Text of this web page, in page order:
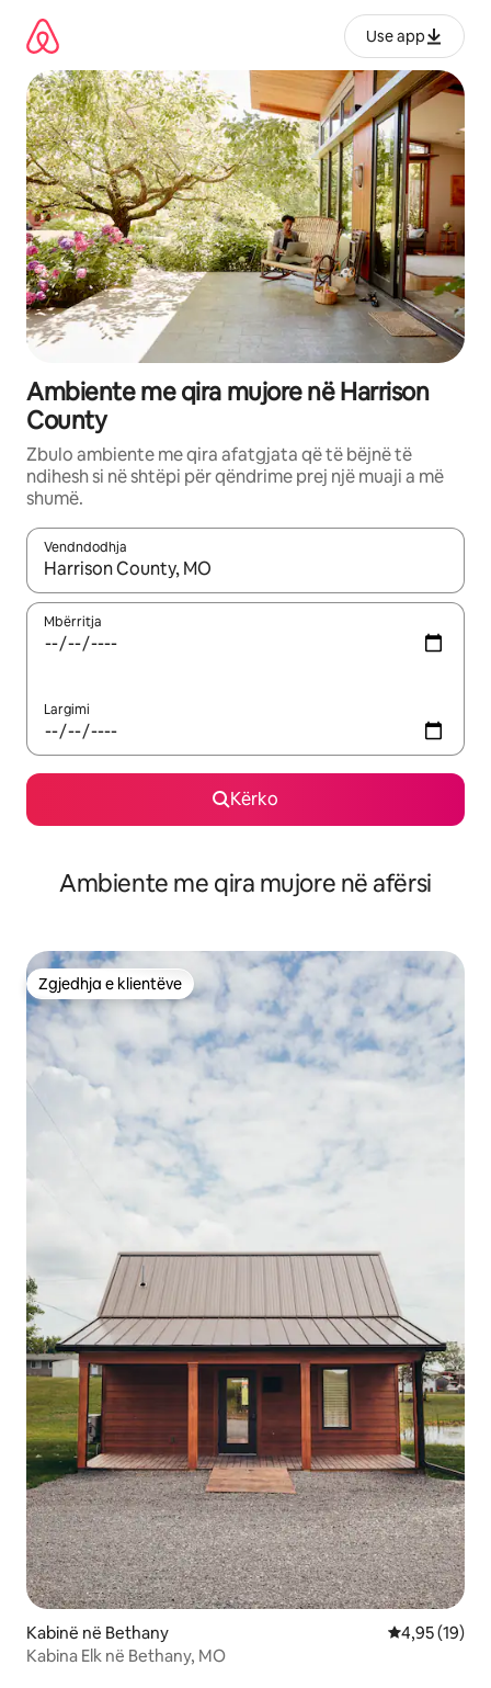
përmbajtja
Use app
Ambiente me qira mujore në Harrison
County
Zbulo ambiente me qira afatgjata që të bëjnë të
ndihesh si në shtëpi për qëndrime prej një muaji a më
shumë.
Vendndodhja
Kur rezultatet të jenë të disponueshme, lëviz me butonat e
Mbërritja
Largimi
Kërko
Ambiente me qira mujore në afërsi
Zgjedhja e klientëve
Zgjedhja e klientëve
Kabinë në Bethany Vlerësimi
4,95 (19)
Kabina Elk në Bethany, MO